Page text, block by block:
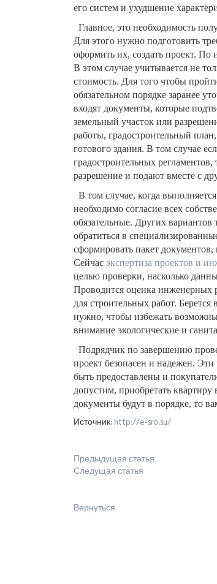
его систем и ухудшение
Главное, это необходимость
Для этого нужно подготовить
оформить их, создать проект. По
В этом случае учитывается не
стоимость. Для того чтобы
обязательном порядке заранее
входят документы, которые
земельный участок или
работы, градостроительный
готового здания. В том случае
градостроительных
разрешение и подают вместе с
В том случае, когда
необходимо согласие всех
обязательные. Других
обратиться в
сформировать пакет
Сейчас экспертиза проектов и
целью проверки, насколько
Проводится оценка инженерных
для строительных работ.
нужно, чтобы избежать
внимание экологические и
Подрядчик по завершению
проект безопасен и надежен.
быть предоставлены и
допустим, приобретать квартиру
документы будут в порядке, то
Источник: http://e-sro.su/
Предыдущая статья
Следущая статья
Вернуться